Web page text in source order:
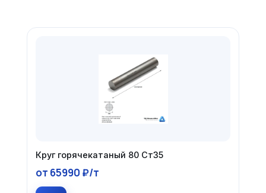
Круг горячекатаный 80 Ст35
от 65990 ₽/т